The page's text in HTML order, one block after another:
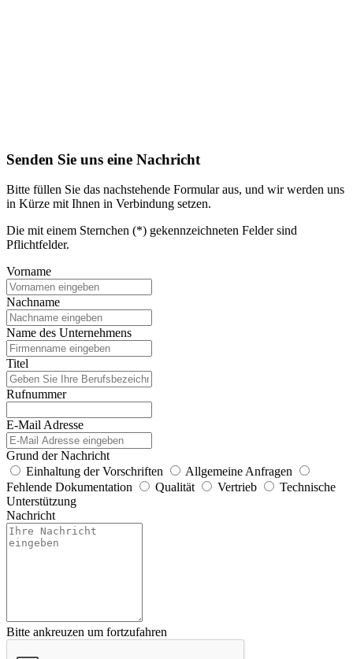
Senden Sie uns eine Nachricht
Bitte füllen Sie das nachstehende Formular aus, und wir werden uns
in Kürze mit Ihnen in Verbindung setzen.
Die mit einem Sternchen (*) gekennzeichneten Felder sind
Pflichtfelder.
Vorname
Nachname
Name des Unternehmens
Titel
Rufnummer
E-Mail Adresse
Grund der Nachricht
Einhaltung der Vorschriften
Allgemeine Anfragen
Fehlende Dokumentation
Qualität Vertrieb
Technische
Unterstützung
Nachricht
Bitte ankreuzen um fortzufahren